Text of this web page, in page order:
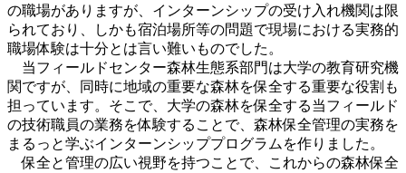
の職場がありますが、インターンシップの受け入れ機関は限
られており、しかも宿泊場所等の問題で現場における実務的
職場体験は十分とは言い難いものでした。
当フィールドセンター森林生態系部門は大学の教育研究機
関ですが、同時に地域の重要な森林を保全する重要な役割も
担っています。そこで、大学の森林を保全する当フィールド
の技術職員の業務を体験することで、森林保全管理の実務を
まるっと学ぶインターンシッププログラムを作りました。
保全と管理の広い視野を持つことで、これからの森林保全